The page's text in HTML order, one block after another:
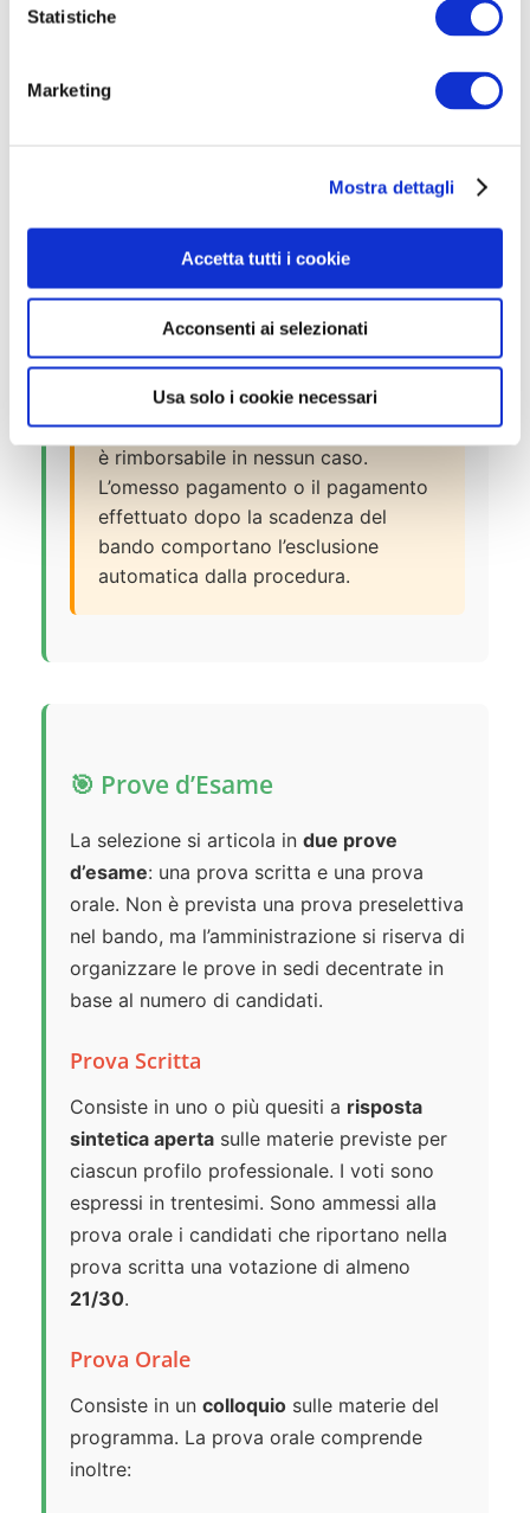
Statistiche
Marketing
Mostra dettagli
Accetta tutti i cookie
Acconsenti ai selezionati
Usa solo i cookie necessari
Aver effettuato il pagamento del
tramite bonifico bancario intestato a
“Consorzio Farmaceutico Intercomunale
IT41A0837876200000000362328, con
29 posti diversi profili professionali CFI”
e indicando nome e cognome del
partecipante. La ricevuta di pagamento
deve essere allegata alla domanda.
⚠️ Importante:L’importo versato non
è rimborsabile in nessun caso.
L’omesso pagamento o il pagamento
effettuato dopo la scadenza del
bando comportano l’esclusione
automatica dalla procedura.
🎯 Prove d’Esame
La selezione si articola in due prove
d’esame: una prova scritta e una prova
orale. Non è prevista una prova preselettiva
nel bando, ma l’amministrazione si riserva di
organizzare le prove in sedi decentrate in
base al numero di candidati.
Prova Scritta
Consiste in uno o più quesiti a risposta
sintetica aperta sulle materie previste per
ciascun profilo professionale. I voti sono
espressi in trentesimi. Sono ammessi alla
prova orale i candidati che riportano nella
prova scritta una votazione di almeno
21/30.
Prova Orale
Consiste in un colloquio sulle materie del
programma. La prova orale comprende
inoltre: